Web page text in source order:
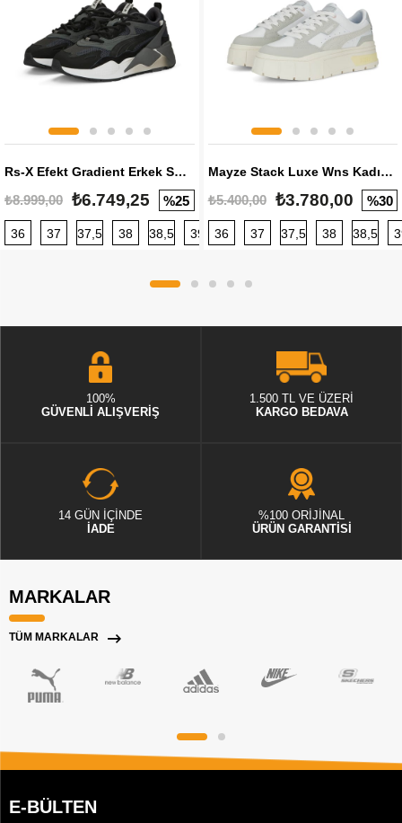
Rs-X Efekt Gradient Erkek Sneaker
₺8.999,00 ₺6.749,25 %25
36 37 37,5 38 38,5 39 40 40,5 41 42 42,5
Mayze Stack Luxe Wns Kadın Sneaker
₺5.400,00 ₺3.780,00 %30
36 37 37,5 38 38,5
100%
GÜVENLİ ALIŞVERİŞ
1.500 TL VE ÜZERİ
KARGO BEDAVA
14 GÜN İÇİNDE
İADE
%100 ORİJİNAL
ÜRÜN GARANTİSİ
MARKALAR
TÜM MARKALAR
E-BÜLTEN